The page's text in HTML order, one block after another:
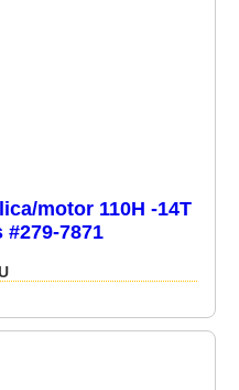
motor 110H -14T
#279-7871